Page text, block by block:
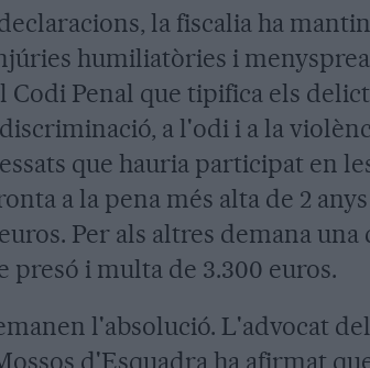
la fiscalia ha
humiliatòries i
Penal que tipifica els
a l'odi i a la
que hauria participat en
a la pena més alta de 2
Per als altres demana una
presó i multa de 3.300 euros.
l'absolució. L'advocat
d'Esquadra ha afirmat